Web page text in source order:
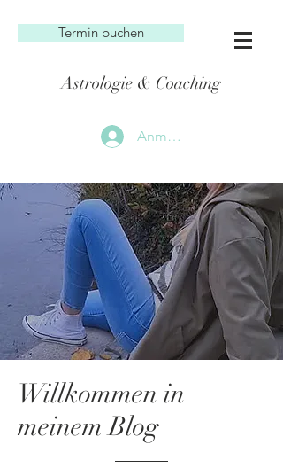
Termin buchen
Astrologie & Coaching
Anmelden
Willkommen in
meinem Blog